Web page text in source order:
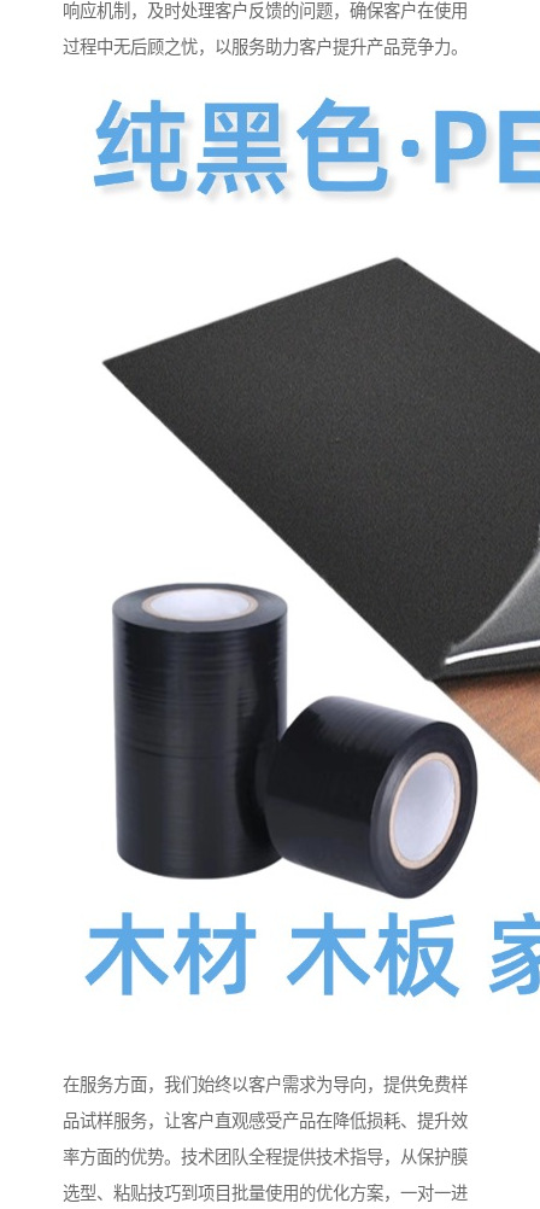
响应机制，及时处理客户反馈的问题，确保客户在使用
过程中无后顾之忧，以服务助力客户提升产品竞争力。
在服务方面，我们始终以客户需求为导向，提供免费样
品试样服务，让客户直观感受产品在降低损耗、提升效
率方面的优势。技术团队全程提供技术指导，从保护膜
选型、粘贴技巧到项目批量使用的优化方案，一对一进